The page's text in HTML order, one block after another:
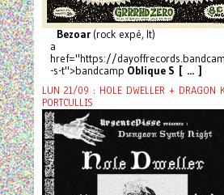
Bezoar(rock expé, It)
a
href="https://
-s-t">bandcamp Oblique S [ ... ]
LUN 21/09 : HOLE DWELLER + DRAGON
PORTCULLIS